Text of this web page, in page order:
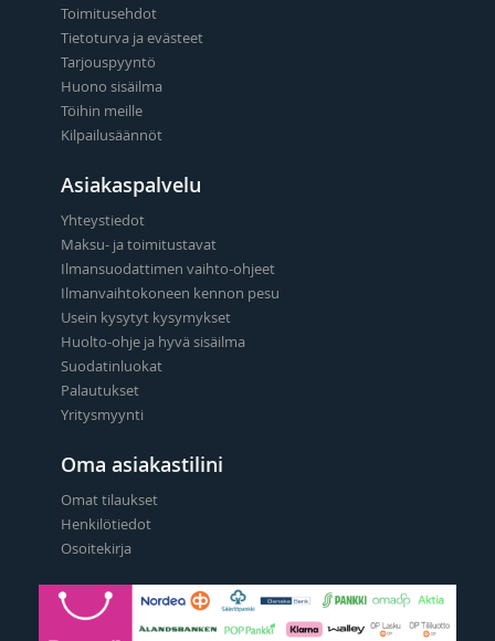
Toimitusehdot
Tietoturva ja evästeet
Tarjouspyyntö
Huono sisäilma
Töihin meille
Kilpailusäännöt
Asiakaspalvelu
Yhteystiedot
Maksu- ja toimitustavat
Ilmansuodattimen vaihto-ohjeet
Ilmanvaihtokoneen kennon pesu
Usein kysytyt kysymykset
Huolto-ohje ja hyvä sisäilma
Suodatinluokat
Palautukset
Yritysmyynti
Oma asiakastilini
Omat tilaukset
Henkilötiedot
Osoitekirja